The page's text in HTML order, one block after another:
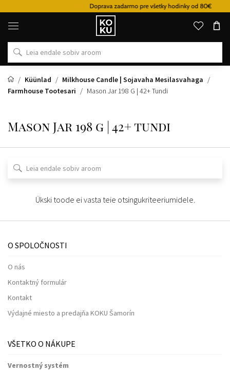
Doprava zadarmo pre všetky hodinky od 80€
Originaalsed
parfüümid
kellad
ühes
Küünlad
Milkhouse Candle | Sojavaha Mesilasvahaga
Farmhouse Tootesari
Mason Jar 198 G | 42+ Tundi
Mason Jar 198 g | 42+ tundi
Ükski toode ei vasta teie otsingukriteeriumidele.
O SPOLOČNOSTI
O nás
Kontaktný formulár
Kontakt
Výdajné miesto a predajňa KOKU Šamorín
VŠETKO O NÁKUPE
Vernostný systém